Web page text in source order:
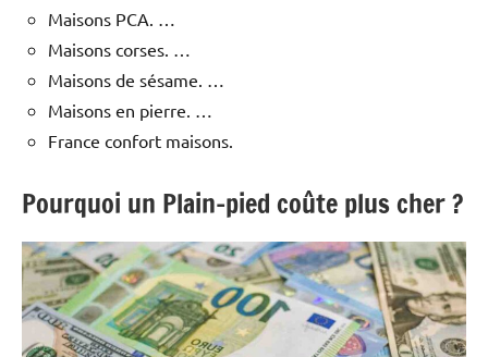
Maisons PCA. …
Maisons corses. …
Maisons de sésame. …
Maisons en pierre. …
France confort maisons.
Pourquoi un Plain-pied coûte plus cher ?